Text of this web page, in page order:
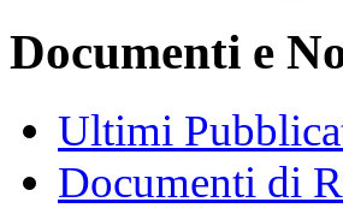
Documenti e
Ultimi
Documenti di